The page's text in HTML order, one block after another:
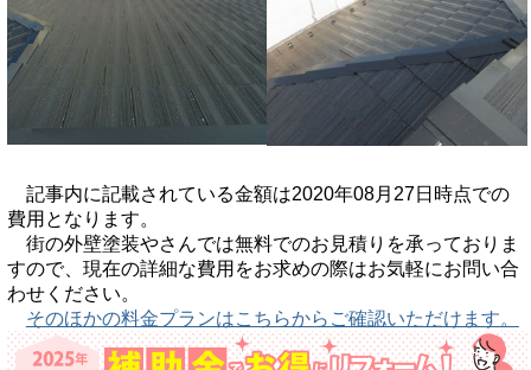
記事内に記載されている金額は2020年08月27日時点での
費用となります。
街の外壁塗装やさんでは無料でのお見積りを承っておりま
すので、現在の詳細な費用をお求めの際はお気軽にお問い合
わせください。
そのほかの料金プランはこちらからご確認いただけます。